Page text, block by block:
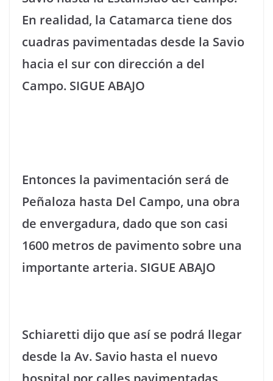
En realidad, la Catamarca tiene dos
cuadras pavimentadas desde la Savio
hacia el sur con dirección a del
Campo. SIGUE ABAJO
Entonces la pavimentación será de
Peñaloza hasta Del Campo, una obra
de envergadura, dado que son casi
1600 metros de pavimento sobre una
importante arteria. SIGUE ABAJO
Schiaretti dijo que así se podrá llegar
desde la Av. Savio hasta el nuevo